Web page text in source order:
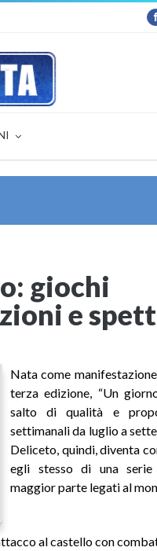
giochi
e
Nata come
terza edizione, “Un
salto di qualità e
settimanali da luglio a
Deliceto, quindi, diventa
egli stesso di una
maggior parte legati al
al castello con